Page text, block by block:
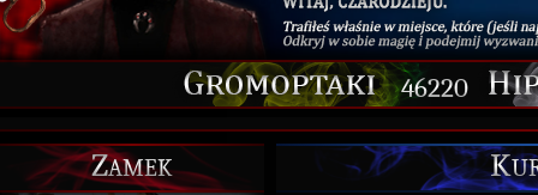
46220
Zamek